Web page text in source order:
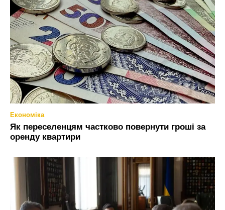
Економіка
Як переселенцям частково повернути гроші за
оренду квартири